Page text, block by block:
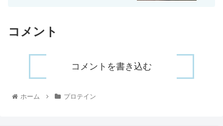
コメント
コメントを書き込む
ホーム プロテイン